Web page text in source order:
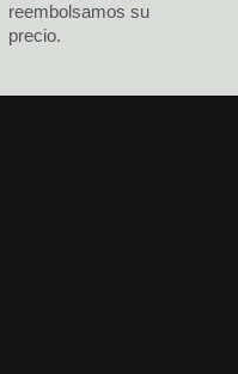
reembolsamos su
precio.